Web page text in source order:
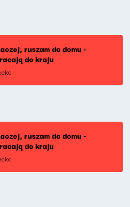
ruszam do domu -
do kraju
ruszam do domu -
do kraju